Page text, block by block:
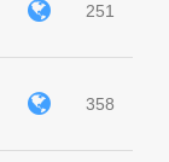
251
358